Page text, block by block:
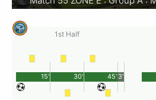
1st Half
45'
15' 30' 3'